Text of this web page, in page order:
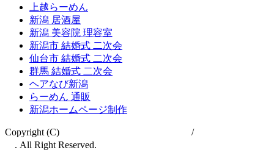
上越らーめん
新潟 居酒屋
新潟 美容院 理容室
新潟市 結婚式 二次会
仙台市 結婚式 二次会
群馬 結婚式 二次会
ヘアなび新潟
らーめん 通販
新潟ホームページ制作
Copyright (C) /
. All Right Reserved.